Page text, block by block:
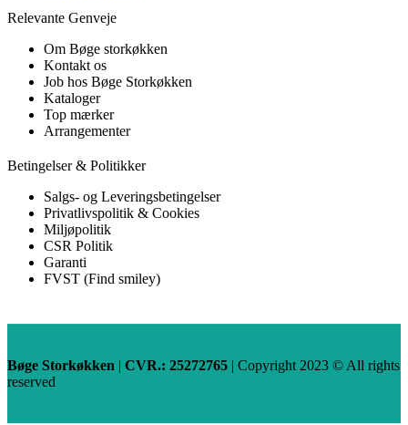
Relevante Genveje
Om Bøge storkøkken
Kontakt os
Job hos Bøge Storkøkken
Kataloger
Top mærker
Arrangementer
Betingelser & Politikker
Salgs- og Leveringsbetingelser
Privatlivspolitik & Cookies
Miljøpolitik
CSR Politik
Garanti
FVST (Find smiley)
Bøge Storkøkken | CVR.: 25272765 | Copyright 2023 © All rights
reserved